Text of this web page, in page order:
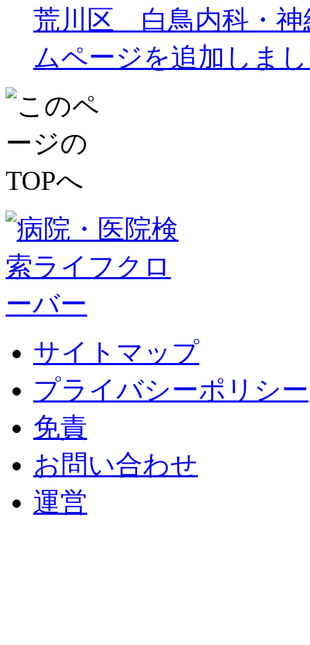
荒川区 白鳥内科・神
ムページを追加しま
サイトマップ
プライバシーポリシー
免責
お問い合わせ
運営